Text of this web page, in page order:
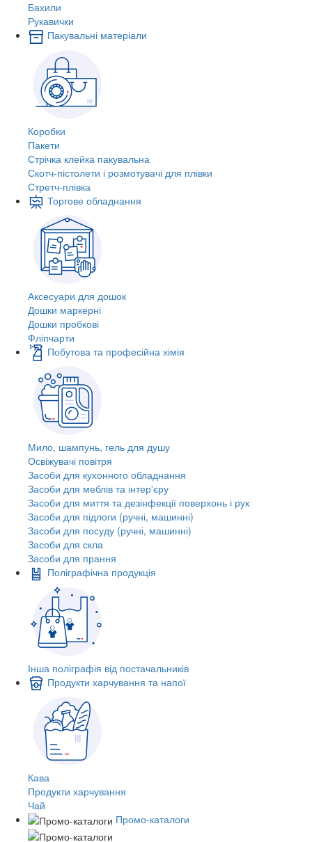
Бахили
Рукавички
Пакувальні матеріали
Коробки
Пакети
Стрічка клейка пакувальна
Скотч-пістолети і розмотувачі для плівки
Стретч-плівка
Торгове обладнання
Аксесуари для дошок
Дошки маркерні
Дошки пробкові
Фліпчарти
Побутова та професійна хімія
Мило, шампунь, гель для душу
Освіжувачі повітря
Засоби для кухонного обладнання
Засоби для меблів та інтер'єру
Засоби для миття та дезінфекції поверхонь і рук
Засоби для підлоги (ручні, машинні)
Засоби для посуду (ручні, машинні)
Засоби для скла
Засоби для прання
Поліграфічна продукція
Інша поліграфія від постачальників
Продукти харчування та напої
Кава
Продукти харчування
Чай
Промо-каталоги